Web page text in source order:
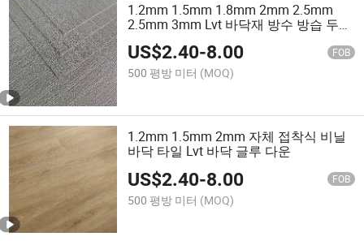
1.2mm 1.5mm 1.8mm 2mm 2.5mm
2.5mm 3mm Lvt 바닥재 방수 방습 두꺼
운 플라스틱 PVC 접착면 바닥
US$2.40-8.00 FOB
500 평방 미터 (MOQ)
1.2mm 1.5mm 2mm 자체 접착식 비닐
바닥 타일 Lvt 바닥 글루 다운
US$2.40-8.00 FOB
500 평방 미터 (MOQ)